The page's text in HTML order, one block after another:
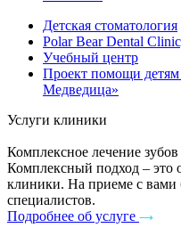
Детская стоматология
Polar Bear Dental
Учебный центр
Проект помощи детям
Медведица»
Услуги клиники
Комплексное лечение зубов
Комплексный подход – это
клиники. На приеме с вами
специалистов.
Подробнее об услуге